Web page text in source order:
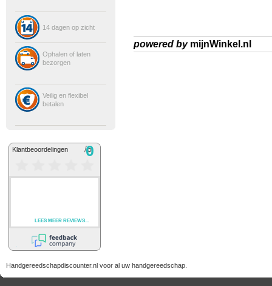
14 dagen op zicht
Ophalen of laten
bezorgen
Veilig en flexibel
betalen
powered by mijnWinkel.nl
Handgereedschapdiscounter.nl voor al uw handgereedschap.